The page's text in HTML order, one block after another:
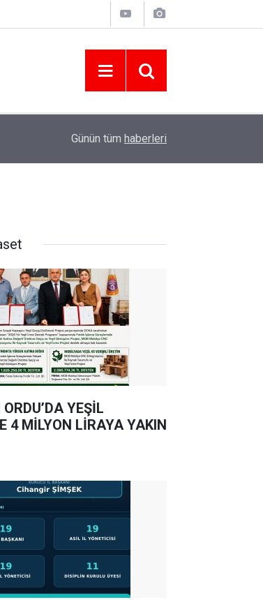
YENİ PARTİ ALTINORDU’DA KURUCU
Günün tüm haberleri
YEŞİL
4 MİLYON LİRAYA YAKIN